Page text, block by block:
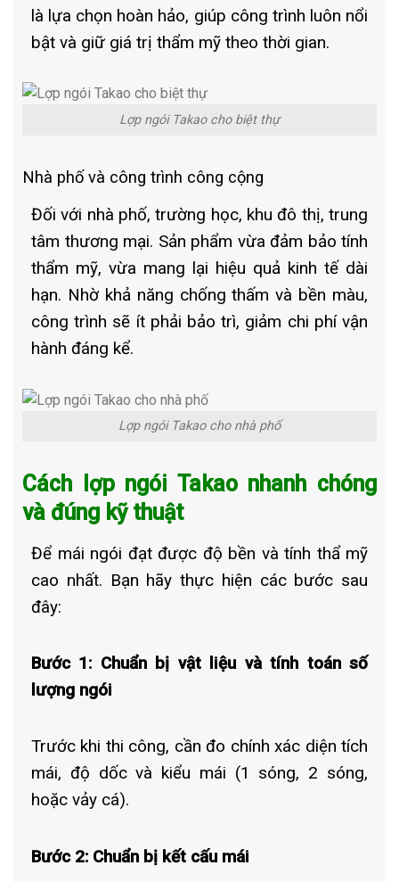
là lựa chọn hoàn hảo, giúp công trình luôn nổi
bật và giữ giá trị thẩm mỹ theo thời gian.
Lợp ngói Takao cho biệt thự
Nhà phố và công trình công cộng
Đối với nhà phố, trường học, khu đô thị, trung
tâm thương mại. Sản phẩm vừa đảm bảo tính
thẩm mỹ, vừa mang lại hiệu quả kinh tế dài
hạn. Nhờ khả năng chống thấm và bền màu,
công trình sẽ ít phải bảo trì, giảm chi phí vận
hành đáng kể.
Lợp ngói Takao cho nhà phố
Cách lợp ngói Takao nhanh chóng
và đúng kỹ thuật
Để mái ngói đạt được độ bền và tính thẩ mỹ
cao nhất. Bạn hãy thực hiện các bước sau
đây:
Bước 1: Chuẩn bị vật liệu và tính toán số
lượng ngói
Trước khi thi công, cần đo chính xác diện tích
mái, độ dốc và kiểu mái (1 sóng, 2 sóng,
hoặc vảy cá).
Bước 2: Chuẩn bị kết cấu mái